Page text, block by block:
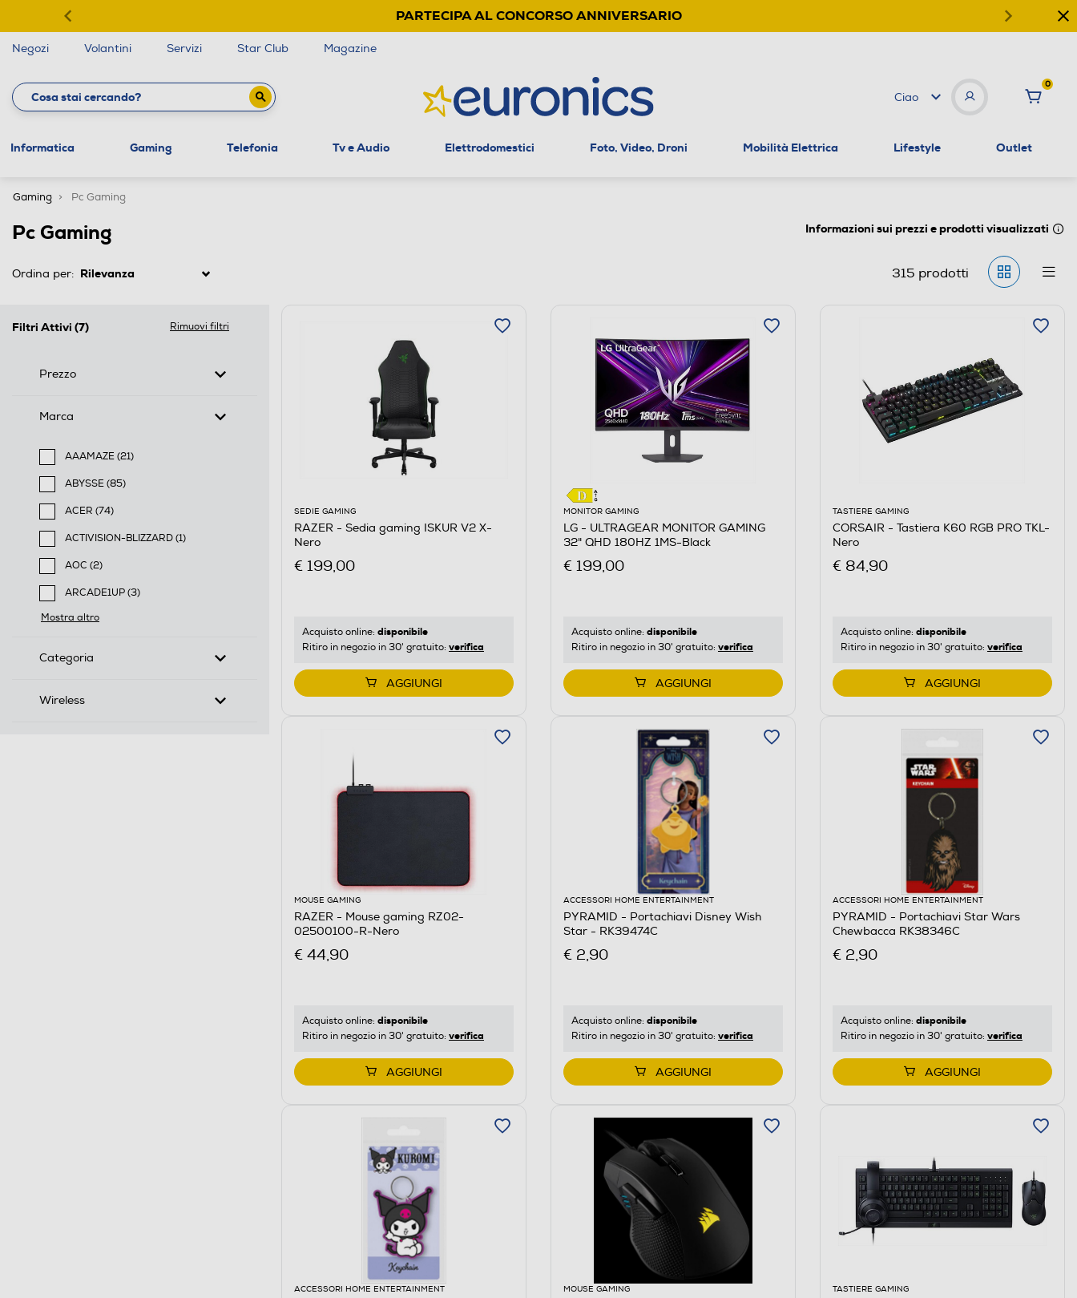
PARTECIPA AL CONCORSO ANNIVERSARIO
Negozi Volantini Servizi Star Club Magazine
Ciao
0
Informatica Gaming Telefonia Tv e Audio Elettrodomestici Foto, Video, Droni Mobilità Elettrica Lifestyle Outlet
Gaming Pc Gaming
Pc Gaming Informazioni sui prezzi e prodotti visualizzati
Ordina per: 315 prodotti
Filtri Attivi (7) Rimuovi filtri
Prezzo
Marca
AAAMAZE (21)
Filtra per Marca: AAAMAZE
ABYSSE (85)
Filtra per Marca: ABYSSE
ACER (74)
Filtra per Marca: ACER
ACTIVISION-BLIZZARD (1)
Filtra per Marca: ACTIVISION-BLIZZARD
AOC (2)
Filtra per Marca: AOC
ARCADE1UP (3)
Filtra per Marca: ARCADE1UP
Mostra altro
Categoria
Wireless
SEDIE GAMING
RAZER - Sedia gaming ISKUR V2 X-
Nero
€ 199,00
Acquisto online: disponibile
Ritiro in negozio in 30' gratuito: verifica
AGGIUNGI
MONITOR GAMING
LG - ULTRAGEAR MONITOR GAMING
32" QHD 180HZ 1MS-Black
€ 199,00
Acquisto online: disponibile
Ritiro in negozio in 30' gratuito: verifica
AGGIUNGI
TASTIERE GAMING
CORSAIR - Tastiera K60 RGB PRO TKL-
Nero
€ 84,90
Acquisto online: disponibile
Ritiro in negozio in 30' gratuito: verifica
AGGIUNGI
MOUSE GAMING
RAZER - Mouse gaming RZ02-
02500100-R-Nero
€ 44,90
Acquisto online: disponibile
Ritiro in negozio in 30' gratuito: verifica
AGGIUNGI
ACCESSORI HOME ENTERTAINMENT
PYRAMID - Portachiavi Disney Wish
Star - RK39474C
€ 2,90
Acquisto online: disponibile
Ritiro in negozio in 30' gratuito: verifica
AGGIUNGI
ACCESSORI HOME ENTERTAINMENT
PYRAMID - Portachiavi Star Wars
Chewbacca RK38346C
€ 2,90
Acquisto online: disponibile
Ritiro in negozio in 30' gratuito: verifica
AGGIUNGI
ACCESSORI HOME ENTERTAINMENT MOUSE GAMING TASTIERE GAMING